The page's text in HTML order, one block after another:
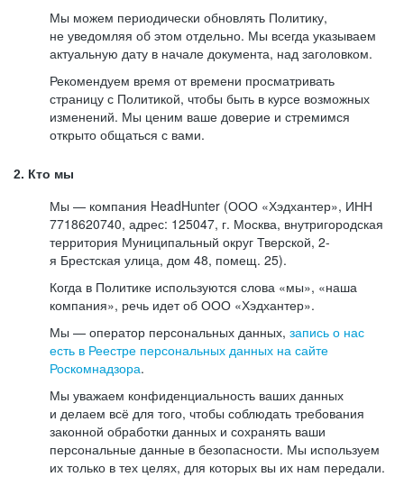
Мы можем периодически обновлять Политику,
не уведомляя об этом отдельно. Мы всегда указываем
актуальную дату в начале документа, над заголовком.
Рекомендуем время от времени просматривать
страницу с Политикой, чтобы быть в курсе возможных
изменений. Мы ценим ваше доверие и стремимся
открыто общаться с вами.
2. Кто мы
Мы — компания HeadHunter (ООО «Хэдхантер», ИНН
7718620740, адрес: 125047, г. Москва, внутригородская
территория Муниципальный округ Тверской, 2-
я Брестская улица, дом 48, помещ. 25).
Когда в Политике используются слова «мы», «наша
компания», речь идет об ООО «Хэдхантер».
Мы — оператор персональных данных, запись о нас
есть в Реестре персональных данных на сайте
Роскомнадзора.
Мы уважаем конфиденциальность ваших данных
и делаем всё для того, чтобы соблюдать требования
законной обработки данных и сохранять ваши
персональные данные в безопасности. Мы используем
их только в тех целях, для которых вы их нам передали.